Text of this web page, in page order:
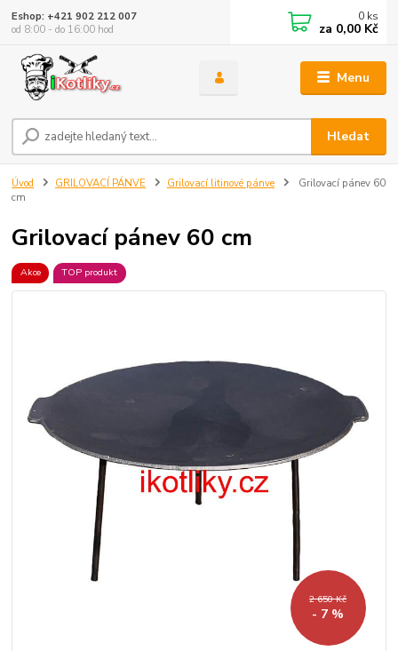
Menu
Hledat
Eshop: +421 902 212 007
od 8:00 - do 16:00 hod
0 ks
za 0,00 Kč
Úvod GRILOVACÍ PÁNVE Grilovací litinové pánve
Grilovací pánev 60
cm
Grilovací pánev 60 cm
Akce TOP produkt
2 650 Kč
- 7 %